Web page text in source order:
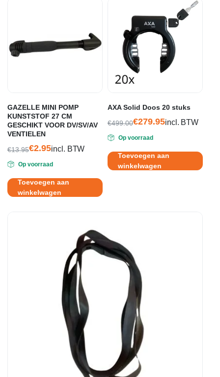
GAZELLE MINI POMP
KUNSTSTOF 27 CM
GESCHIKT VOOR DV/SV/AV
VENTIELEN
€13.95
prijs
was:
€13.95.
€2.95
prijs
is:
€2.95.
incl. BTW
Op voorraad
Toevoegen aan
winkelwagen
AXA Solid Doos 20 stuks
€499.00
prijs
was:
€499.00.
€279.95
prijs
is:
€279.95.
incl. BTW
Op voorraad
Toevoegen aan
winkelwagen